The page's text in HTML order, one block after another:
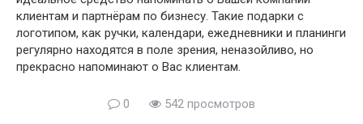
клиентам и партнёрам по бизнесу. Такие подарки с
логотипом, как ручки, календари, ежедневники и планинги
регулярно находятся в поле зрения, неназойливо, но
прекрасно напоминают о Вас клиентам.
0 542 просмотров